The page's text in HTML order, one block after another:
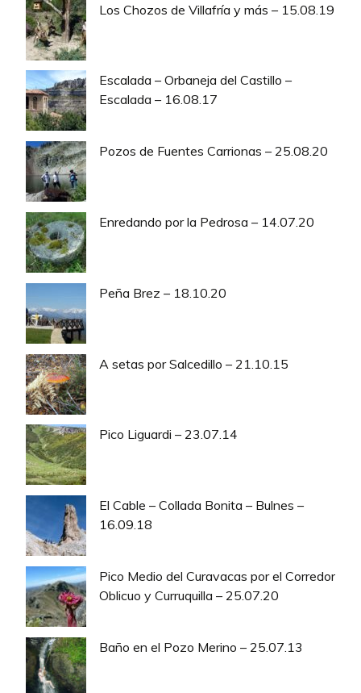
Los Chozos de Villafría y más – 15.08.19
Escalada – Orbaneja del Castillo –
Escalada – 16.08.17
Pozos de Fuentes Carrionas – 25.08.20
Enredando por la Pedrosa – 14.07.20
Peña Brez – 18.10.20
A setas por Salcedillo – 21.10.15
Pico Liguardi – 23.07.14
El Cable – Collada Bonita – Bulnes –
16.09.18
Pico Medio del Curavacas por el Corredor
Oblicuo y Curruquilla – 25.07.20
Baño en el Pozo Merino – 25.07.13